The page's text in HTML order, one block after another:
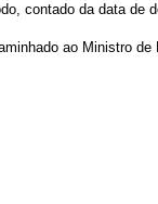
contado da data de
ao Ministro de